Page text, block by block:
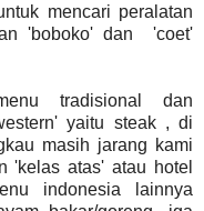
mencari peralatan
'boboko' dan 'coet'
tradisional dan
yaitu steak , di
masih jarang kami
'kelas atas' atau hotel
indonesia lainnya